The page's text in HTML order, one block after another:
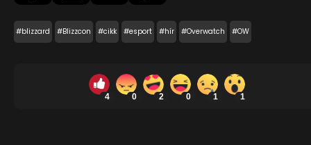
#blizzard #Blizzcon #cikk #esport #hír #Overwatch #OW
4 0 2 0 1 1